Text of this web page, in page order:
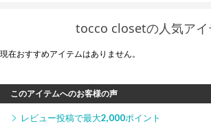
tocco closetの人気アイ
現在おすすめアイテムはありません。
このアイテムへのお客様の声
レビュー投稿で最大2,000ポイント